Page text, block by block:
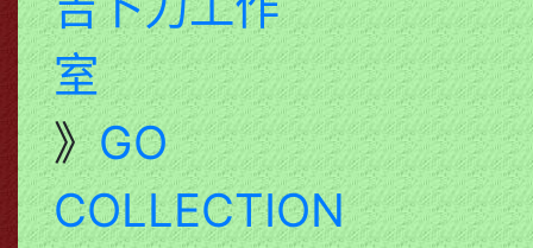
室
》GO
COLLECTION